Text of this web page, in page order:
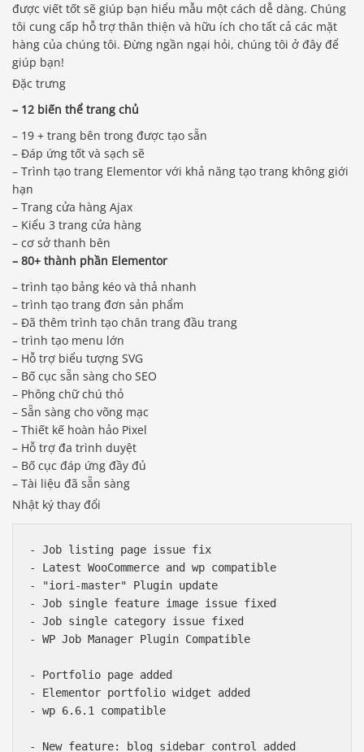
được viết tốt sẽ giúp bạn hiểu mẫu một cách dễ dàng. Chúng
tôi cung cấp hỗ trợ thân thiện và hữu ích cho tất cả các mặt
hàng của chúng tôi. Đừng ngần ngại hỏi, chúng tôi ở đây để
giúp bạn!
Đặc trưng
– 12 biến thể trang chủ
– 19 + trang bên trong được tạo sẵn
– Đáp ứng tốt và sạch sẽ
– Trình tạo trang Elementor với khả năng tạo trang không giới
hạn
– Trang cửa hàng Ajax
– Kiểu 3 trang cửa hàng
– cơ sở thanh bên
– 80+ thành phần Elementor
– trình tạo bảng kéo và thả nhanh
– trình tạo trang đơn sản phẩm
– Đã thêm trình tạo chân trang đầu trang
– trình tạo menu lớn
– Hỗ trợ biểu tượng SVG
– Bố cục sẵn sàng cho SEO
– Phông chữ chú thỏ
– Sẵn sàng cho võng mạc
– Thiết kế hoàn hảo Pixel
– Hỗ trợ đa trình duyệt
– Bố cục đáp ứng đầy đủ
– Tài liệu đã sẵn sàng
Nhật ký thay đổi
- Job listing page issue fix
- Latest WooCommerce and wp compatible
- "iori-master" Plugin update
- Job single feature image issue fixed
- Job single category issue fixed
- WP Job Manager Plugin Compatible
- Portfolio page added
- Elementor portfolio widget added
- wp 6.6.1 compatible
- New feature: blog sidebar control added